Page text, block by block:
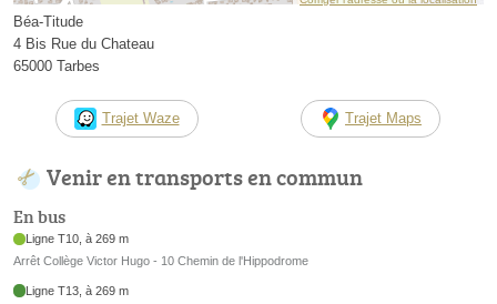
Béa-Titude
4 Bis Rue du Chateau
65000 Tarbes
Trajet Waze Trajet Maps
Venir en transports en commun
En bus
Ligne T10, à 269 m
Arrêt Collège Victor Hugo - 10 Chemin de l'Hippodrome
Ligne T13, à 269 m